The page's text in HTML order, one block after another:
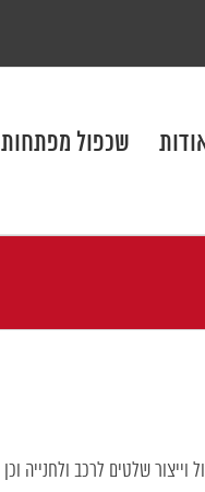
שכפול מפתחות
שלטים לרכב ולחנייה וכן